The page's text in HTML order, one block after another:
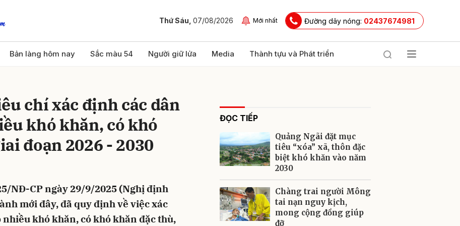
Thứ Sáu, 07/08/2026 Mới nhất Đường dây nóng: 02437674981
Bản làng hôm nay Sắc màu 54 Người giữ lửa Media Thành tựu và Phát triển
chí xác định các dân
khó khăn, có khó
đoạn 2026 - 2030
NĐ-CP ngày 29/9/2025 (Nghị định
mới đây, đã quy định về việc xác
khó khăn, có khó khăn đặc thù,
ĐỌC TIẾP
Quảng Ngãi đặt mục
tiêu “xóa” xã, thôn đặc
biệt khó khăn vào năm
2030
Chàng trai người Mông
tai nạn nguy kịch,
mong cộng đồng giúp
đỡ
bình luận
Gửi